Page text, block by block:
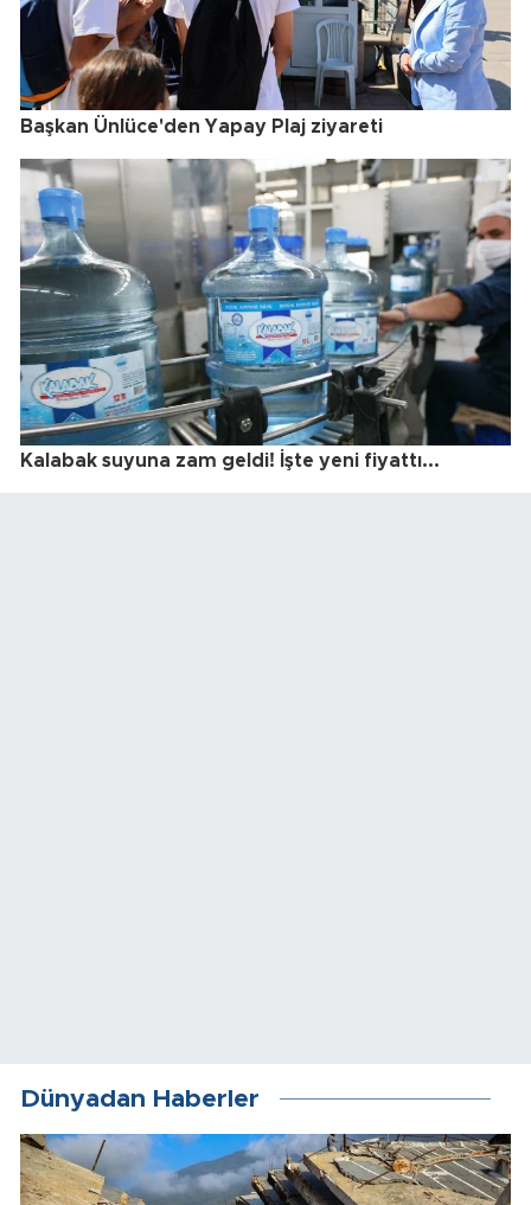
Başkan Ünlüce'den Yapay Plaj ziyareti
Kalabak suyuna zam geldi! İşte yeni fiyattı...
Dünyadan Haberler